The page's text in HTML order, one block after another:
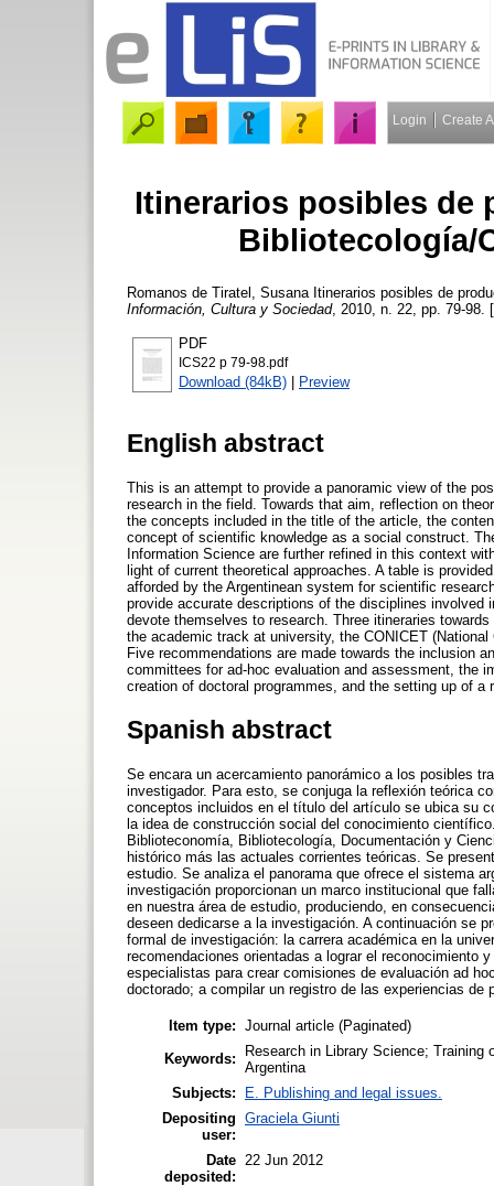
Login Create
Itinerarios posibles de
Bibliotecología/
Romanos de Tiratel, Susana Itinerarios posibles de
Información, Cultura y Sociedad, 2010, n. 22, pp. 79-98.
PDF
ICS22 p 79-98.pdf
Download (84kB) | Preview
English abstract
This is an attempt to provide a panoramic view of the
research in the field. Towards that aim, reflection on
the concepts included in the title of the article, the
concept of scientific knowledge as a social construct.
Information Science are further refined in this context
light of current theoretical approaches. A table is
afforded by the Argentinean system for scientific
provide accurate descriptions of the disciplines
devote themselves to research. Three itineraries
the academic track at university, the CONICET
Five recommendations are made towards the inclusion
committees for ad-hoc evaluation and assessment, the
creation of doctoral programmes, and the setting up of
Spanish abstract
Se encara un acercamiento panorámico a los posibles
investigador. Para esto, se conjuga la reflexión teórica
conceptos incluidos en el título del artículo se ubica su
la idea de construcción social del conocimiento
Biblioteconomía, Bibliotecología, Documentación y
histórico más las actuales corrientes teóricas. Se
estudio. Se analiza el panorama que ofrece el sistema
investigación proporcionan un marco institucional que
en nuestra área de estudio, produciendo, en
deseen dedicarse a la investigación. A continuación se
formal de investigación: la carrera académica en la
recomendaciones orientadas a lograr el reconocimiento
especialistas para crear comisiones de evaluación ad
doctorado; a compilar un registro de las experiencias de
Item type: Journal article (Paginated)
Keywords:
Research in Library Science;
Argentina
Subjects:
E. Publishing and legal issues.
Depositing
user:
Graciela Giunti
Date
deposited:
22 Jun 2012